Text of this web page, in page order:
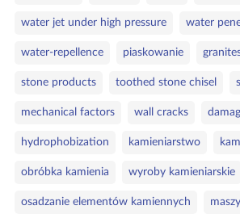
water jet under high pressure water
water‑repellence piaskowanie
stone products toothed stone chisel
mechanical factors wall cracks
hydrophobization kamieniarstwo
obróbka kamienia wyroby kamieniarskie
osadzanie elementów kamiennych